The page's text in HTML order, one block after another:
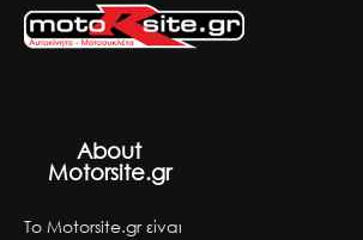
About
Motorsite.gr
Το Motorsite.gr είναι